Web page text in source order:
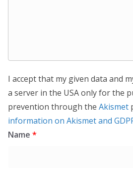
I accept that my given data and
a server in the USA only for the
prevention through the Akismet
information on Akismet and
Name *